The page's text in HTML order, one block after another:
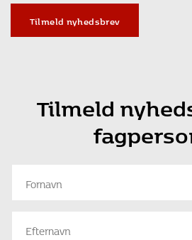
Tilmeld nyhedsbrev
Tilmeld